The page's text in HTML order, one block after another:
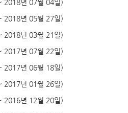
2018년 07월 04일)
2018년 05월 27일)
2018년 03월 21일)
2017년 07월 22일)
2017년 06월 18일)
2017년 01월 26일)
2016년 12월 20일)